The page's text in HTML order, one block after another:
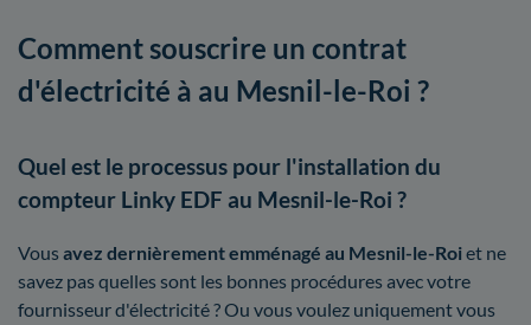
Comment souscrire un contrat
d'électricité à au Mesnil-le-Roi ?
Quel est le processus pour l'installation du
compteur Linky EDF au Mesnil-le-Roi ?
Vous avez dernièrement emménagé au Mesnil-le-Roiet ne
savez pas quelles sont les bonnes procédures avec votre
fournisseur d'électricité ? Ou vous voulez uniquement vous